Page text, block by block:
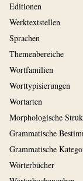
Editionen
Werktextstellen
Sprachen
Themenbereiche
Wortfamilien
Worttypisierungen
Wortarten
Morphologische
Grammatische
Grammatische
Wörterbücher